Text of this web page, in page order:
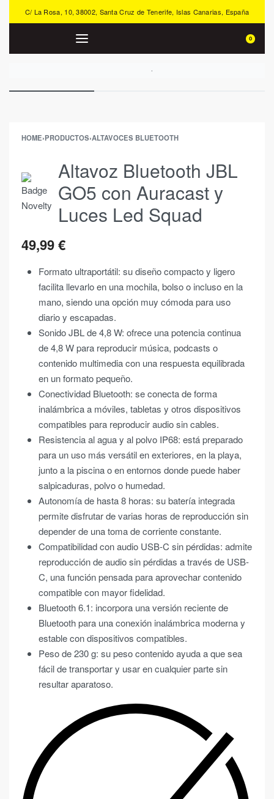
C/ La Rosa, 10, 38002, Santa Cruz de Tenerife, Islas Canarias, España
0
HOME›PRODUCTOS›ALTAVOCES BLUETOOTH
Altavoz Bluetooth JBL
GO5 con Auracast y
Luces Led Squad
49,99€
Formato ultraportátil: su diseño compacto y ligero
facilita llevarlo en una mochila, bolso o incluso en la
mano, siendo una opción muy cómoda para uso
diario y escapadas.
Sonido JBL de 4,8 W: ofrece una potencia continua
de 4,8 W para reproducir música, podcasts o
contenido multimedia con una respuesta equilibrada
en un formato pequeño.
Conectividad Bluetooth: se conecta de forma
inalámbrica a móviles, tabletas y otros dispositivos
compatibles para reproducir audio sin cables.
Resistencia al agua y al polvo IP68: está preparado
para un uso más versátil en exteriores, en la playa,
junto a la piscina o en entornos donde puede haber
salpicaduras, polvo o humedad.
Autonomía de hasta 8 horas: su batería integrada
permite disfrutar de varias horas de reproducción sin
depender de una toma de corriente constante.
Compatibilidad con audio USB-C sin pérdidas: admite
reproducción de audio sin pérdidas a través de USB-
C, una función pensada para aprovechar contenido
compatible con mayor fidelidad.
Bluetooth 6.1: incorpora una versión reciente de
Bluetooth para una conexión inalámbrica moderna y
estable con dispositivos compatibles.
Peso de 230 g: su peso contenido ayuda a que sea
fácil de transportar y usar en cualquier parte sin
resultar aparatoso.